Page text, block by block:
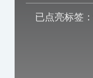
已点亮标签：